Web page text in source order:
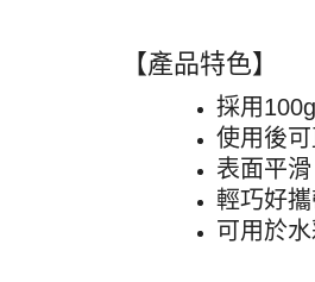
【產品特色】
採用
使用後
表面平
輕巧好
可用於